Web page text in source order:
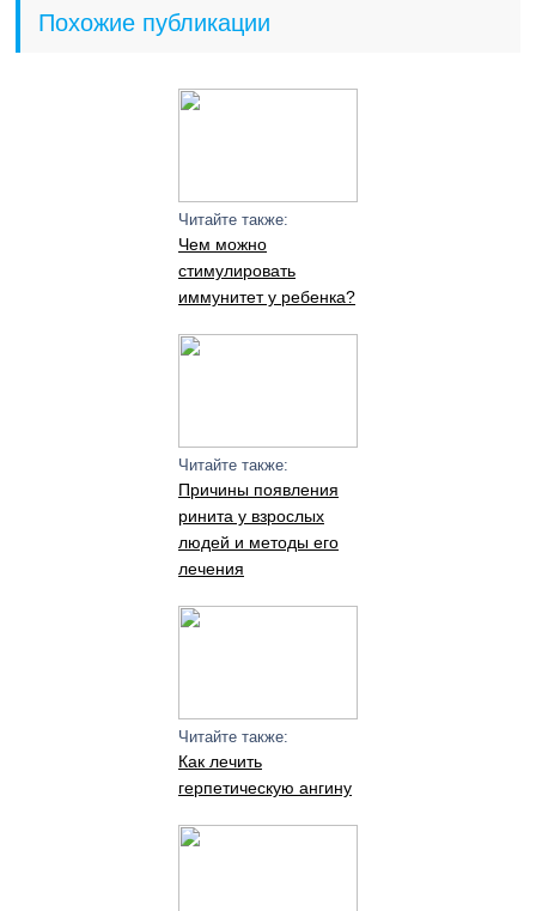
Похожие публикации
Читайте также:
Чем можно
стимулировать
иммунитет у ребенка?
Читайте также:
Причины появления
ринита у взрослых
людей и методы его
лечения
Читайте также:
Как лечить
герпетическую ангину